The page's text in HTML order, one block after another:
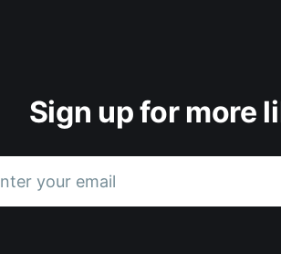
Sign up for more
your email